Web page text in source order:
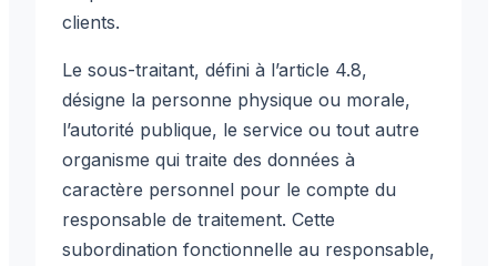
clients.
Le sous-traitant, défini à l’article 4.8,
désigne la personne physique ou morale,
l’autorité publique, le service ou tout autre
organisme qui traite des données à
caractère personnel pour le compte du
responsable de traitement. Cette
subordination fonctionnelle au responsable,